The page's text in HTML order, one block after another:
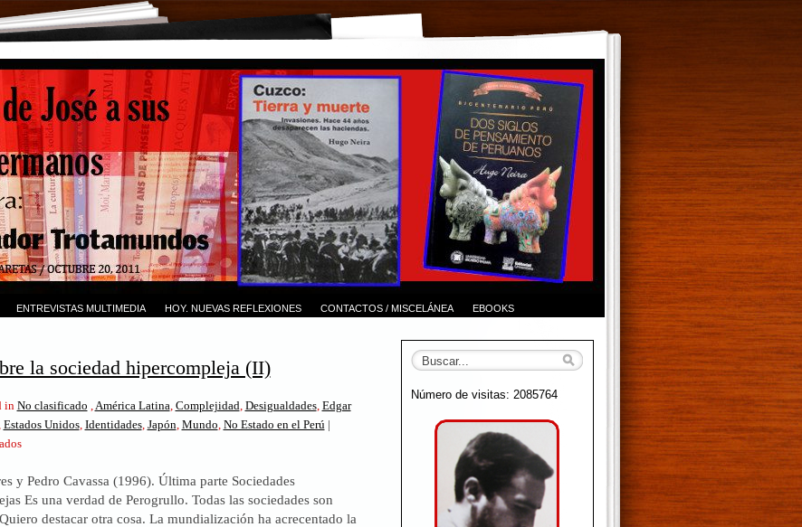
ENTREVISTAS MULTIMEDIA HOY. NUEVAS REFLEXIONES CONTACTOS / MISCELÁNEA EBOOKS
la sociedad hipercompleja (II)
in No clasificado ,América Latina, Complejidad, Desigualdades, Edgar
Estados Unidos, Identidades, Japón, Mundo, No Estado en el Perú |
en
sobre
la
sociedad
y Pedro Cavassa (1996). Última parte Sociedades
Es una verdad de Perogrullo. Todas las sociedades son
destacar otra cosa. La mundialización ha acrecentado la
Número de visitas: 2085764